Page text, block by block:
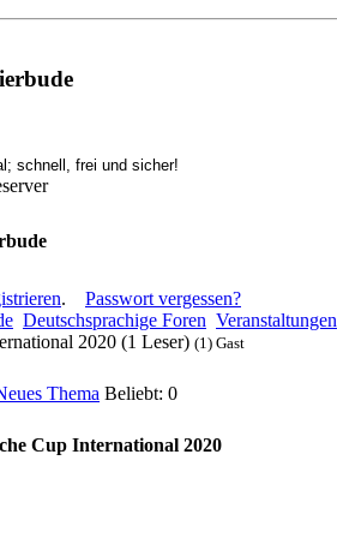
. Passwort vergessen?
Deutschsprachige Foren Veranstaltungen
2020 (1 Leser) (1) Gast
Beliebt: 0
Cup International 2020